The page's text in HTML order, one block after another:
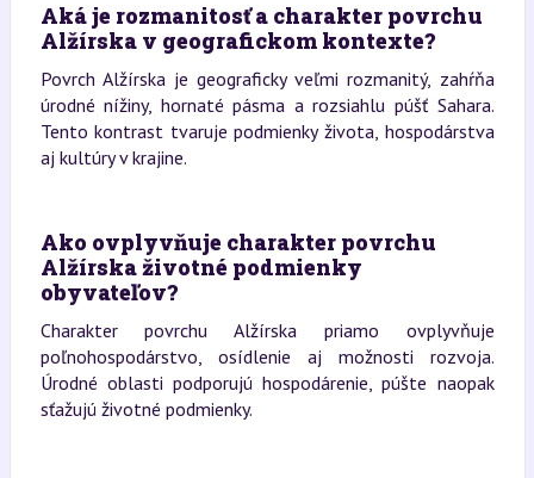
Aká je rozmanitosť a charakter povrchu
Alžírska v geografickom kontexte?
Povrch Alžírska je geograficky veľmi rozmanitý, zahŕňa
úrodné nížiny, hornaté pásma a rozsiahlu púšť Sahara.
Tento kontrast tvaruje podmienky života, hospodárstva
aj kultúry v krajine.
Ako ovplyvňuje charakter povrchu
Alžírska životné podmienky
obyvateľov?
Charakter povrchu Alžírska priamo ovplyvňuje
poľnohospodárstvo, osídlenie aj možnosti rozvoja.
Úrodné oblasti podporujú hospodárenie, púšte naopak
sťažujú životné podmienky.